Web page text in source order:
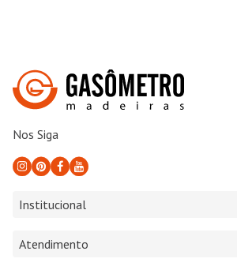
Nos Siga
Institucional
Atendimento